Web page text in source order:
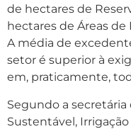
de hectares de
hectares de Áreas de
A média de
setor é superior à
em, praticamente,
Segundo a
Sustentável,